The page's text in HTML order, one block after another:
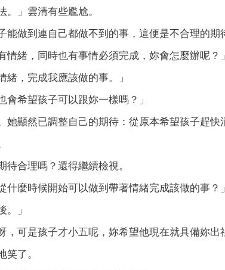
。」雲清有些尷尬。
能做到連自己都做不到的事，這便是不合理的期
情緒，同時也有事情必須完成，妳會怎麼辦呢？」
緒，完成我應該做的事。」
會希望孩子可以跟妳一樣嗎？」
她顯然已調整自己的期待：從原本希望孩子趕
待合理嗎？還得繼續檢視。
什麼時候開始可以做到帶著情緒完成該做的事？」
。」
，可是孩子才小五呢，妳希望他現在就具備妳出
笑了。